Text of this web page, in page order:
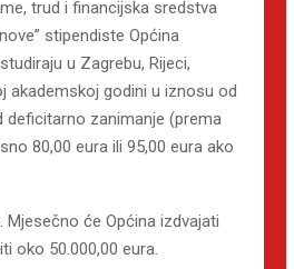
trud i financijska sredstva
stipendiste Općina
u Zagrebu, Rijeci,
akademskoj godini u iznosu od
deficitarno zanimanje (prema
80,00 eura ili 95,00 eura ako
će Općina izdvajati
oko 50.000,00 eura.